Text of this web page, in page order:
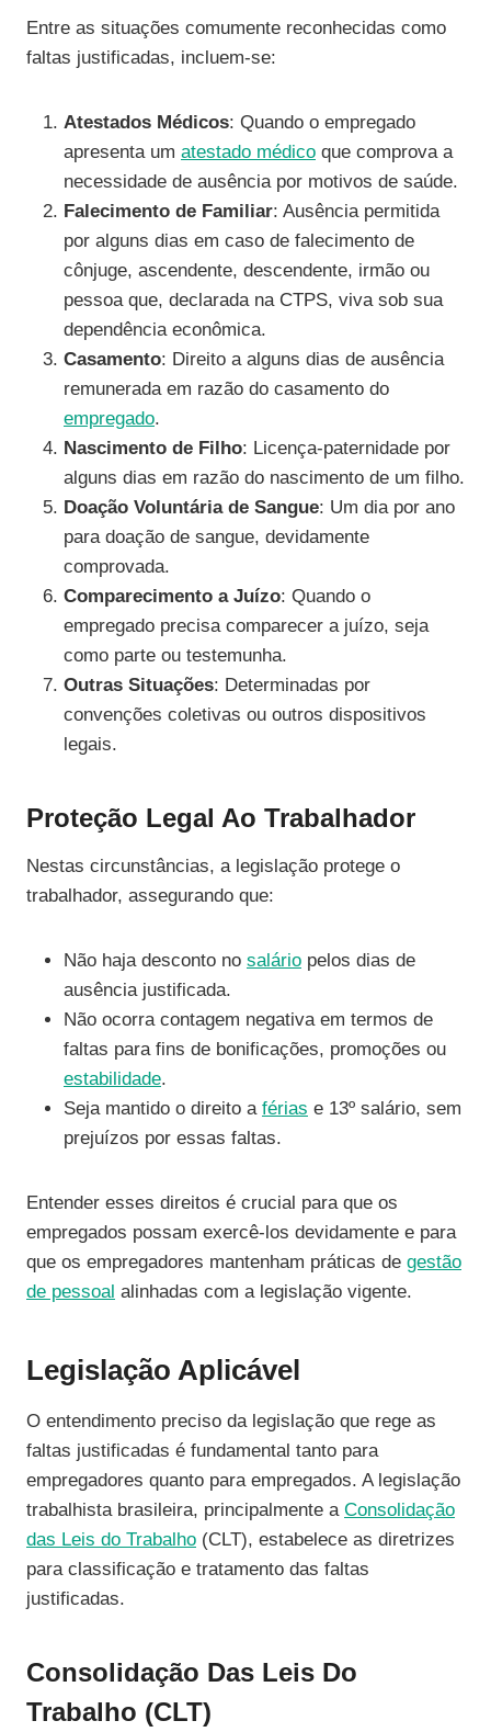
Entre as situações comumente reconhecidas como
faltas justificadas, incluem-se:
Atestados Médicos: Quando o empregado
apresenta um atestado médico que comprova a
necessidade de ausência por motivos de saúde.
Falecimento de Familiar: Ausência permitida
por alguns dias em caso de falecimento de
cônjuge, ascendente, descendente, irmão ou
pessoa que, declarada na CTPS, viva sob sua
dependência econômica.
Casamento: Direito a alguns dias de ausência
remunerada em razão do casamento do
empregado.
Nascimento de Filho: Licença-paternidade por
alguns dias em razão do nascimento de um filho.
Doação Voluntária de Sangue: Um dia por ano
para doação de sangue, devidamente
comprovada.
Comparecimento a Juízo: Quando o
empregado precisa comparecer a juízo, seja
como parte ou testemunha.
Outras Situações: Determinadas por
convenções coletivas ou outros dispositivos
legais.
Proteção Legal Ao Trabalhador
Nestas circunstâncias, a legislação protege o
trabalhador, assegurando que:
Não haja desconto no salário pelos dias de
ausência justificada.
Não ocorra contagem negativa em termos de
faltas para fins de bonificações, promoções ou
estabilidade.
Seja mantido o direito a férias e 13º salário, sem
prejuízos por essas faltas.
Entender esses direitos é crucial para que os
empregados possam exercê-los devidamente e para
que os empregadores mantenham práticas de gestão
de pessoal alinhadas com a legislação vigente.
Legislação Aplicável
O entendimento preciso da legislação que rege as
faltas justificadas é fundamental tanto para
empregadores quanto para empregados. A legislação
trabalhista brasileira, principalmente a Consolidação
das Leis do Trabalho (CLT), estabelece as diretrizes
para classificação e tratamento das faltas
justificadas.
Consolidação Das Leis Do
Trabalho (CLT)